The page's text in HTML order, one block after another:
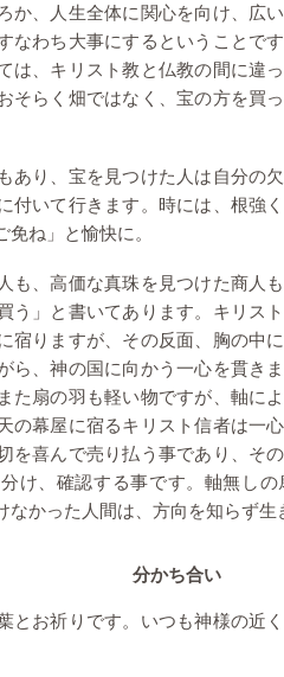
か、人生全体に関心を向け、広
なわち大事にするということで
は、キリスト教と仏教の間に違
そらく畑ではなく、宝の方を買
あり、宝を見つけた人は自分の
付いて行きます。時には、根強
ね」と愉快に。
も、高価な真珠を見つけた商人
う」と書いてあります。キリス
宿りますが、その反面、胸の中
ら、神の国に向かう一心を貫き
た扇の羽も軽い物ですが、軸に
の幕屋に宿るキリスト信者は一
を喜んで売り払う事であり、そ
け、確認する事です。軸無し
なかった人間は、方向を知らず
分かち合い
とお祈りです。いつも神様の近